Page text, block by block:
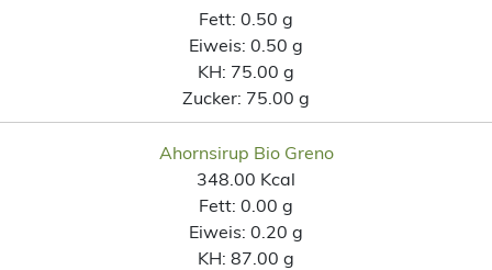
Fett: 0.50 g
Eiweis: 0.50 g
KH: 75.00 g
Zucker: 75.00 g
Ahornsirup Bio Greno
348.00 Kcal
Fett: 0.00 g
Eiweis: 0.20 g
KH: 87.00 g